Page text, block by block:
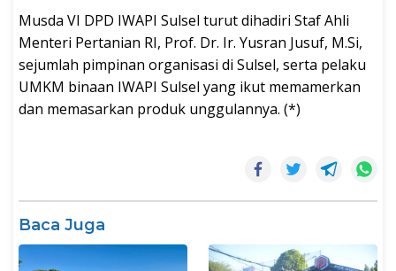
Musda VI DPD IWAPI Sulsel turut dihadiri Staf Ahli
Menteri Pertanian RI, Prof. Dr. Ir. Yusran Jusuf, M.Si,
sejumlah pimpinan organisasi di Sulsel, serta pelaku
UMKM binaan IWAPI Sulsel yang ikut memamerkan
dan memasarkan produk unggulannya. (*)
Baca Juga